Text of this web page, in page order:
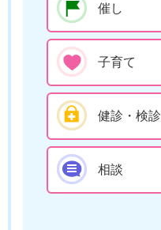
催し
子育て
健診・検診
相談